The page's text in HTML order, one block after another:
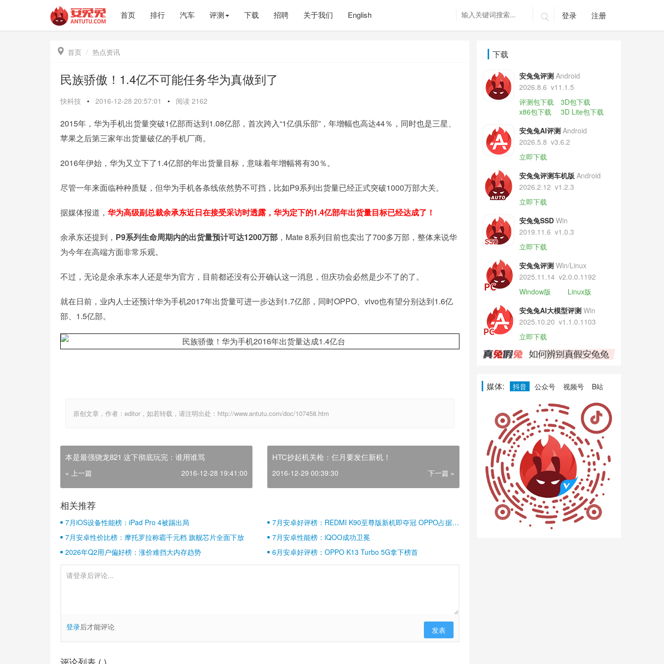
首页 排行 汽车 评测 下载 招聘 关于我们 English  登录 注册
 首页 热点资讯
民族骄傲！1.4亿不可能任务华为真做到了
快科技 • 2016-12-28 20:57:01 • 阅读 2162
2015年，华为手机出货量突破1亿部而达到1.08亿部，首次跨入“1亿俱乐部”，年增幅也高达44％，同时也是三星、
苹果之后第三家年出货量破亿的手机厂商。
2016年伊始，华为又立下了1.4亿部的年出货量目标，意味着年增幅将有30％。
尽管一年来面临种种质疑，但华为手机各条线依然势不可挡，比如P9系列出货量已经正式突破1000万部大关。
据媒体报道， 华为高级副总裁余承东近日在接受采访时透露，华为定下的1.4亿部年出货量目标已经达成了！
余承东还提到， P9系列生命周期内的出货量预计可达1200万部 ，Mate 8系列目前也卖出了700多万部，整体来说华
为今年在高端方面非常乐观。
不过，无论是余承东本人还是华为官方，目前都还没有公开确认这一消息，但庆功会必然是少不了的了。
就在日前，业内人士还预计华为手机2017年出货量可进一步达到1.7亿部，同时OPPO、vivo也有望分别达到1.6亿
部、1.5亿部。
原创文章，作者：editor，如若转载，请注明出处：http://www.antutu.com/doc/107458.htm
本是最强骁龙821 这下彻底玩完：谁用谁骂
« 上一篇 2016-12-28 19:41:00
HTC抄起机关枪：仨月要发仨新机！
2016-12-29 00:39:30 下一篇 »
相关推荐
7月iOS设备性能榜：iPad Pro 4被踢出局
7月安卓好评榜：REDMI K90至尊版新机即夺冠 OPPO占据半
壁江山
7月安卓性价比榜：摩托罗拉称霸千元档 旗舰芯片全面下放
7月安卓性能榜：iQOO成功卫冕
2026年Q2用户偏好榜：涨价难挡大内存趋势
6月安卓好评榜：OPPO K13 Turbo 5G拿下榜首
登录后才能评论 发表
下载
安兔兔评测 Android
2026.8.6 v11.1.5
评测包下载
3D包下载
x86包下载
3D Lite包下载
安兔兔AI评测 Android
2026.5.8 v3.6.2
立即下载
安兔兔评测车机版 Android
2026.2.12 v1.2.3
立即下载
安兔兔SSD Win
2019.11.6 v1.0.3
立即下载
安兔兔评测 Win/Linux
2025.11.14 v2.0.0.1192
Window版
Linux版
安兔兔AI大模型评测 Win
2025.10.20 v1.1.0.1103
立即下载
媒体: 抖音 公众号 视频号 B站